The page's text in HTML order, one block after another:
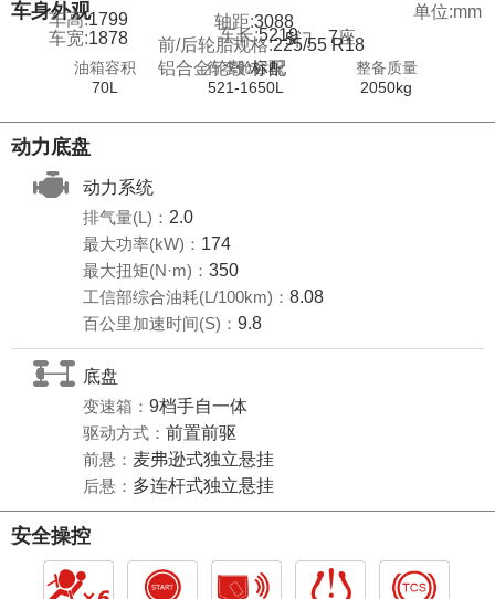
车身外观
单位:mm
车长:5219
车宽:1878 7座
5门
车高:1799 轴距:3088
前/后轮胎规格:225/55 R18
铝合金轮毂:标配
油箱容积
70L
行李舱容积
521-1650L
整备质量
2050kg
动力底盘
动力系统
排气量(L)： 2.0
最大功率(kW)： 174
最大扭矩(N·m)： 350
工信部综合油耗(L/100km)： 8.08
百公里加速时间(S)： 9.8
底盘
变速箱： 9档手自一体
驱动方式： 前置前驱
前悬： 麦弗逊式独立悬挂
后悬： 多连杆式独立悬挂
安全操控